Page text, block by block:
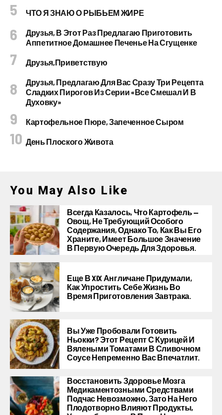
ЧТО Я ЗНАЮ О РЫБЬЕМ ЖИРЕ
Друзья, В Этот Раз Предлагаю Приготовить
Аппетитное Домашнее Печенье На Сгущенке
Друзья,приветствую
Друзья, Предлагаю Для Вас Сразу Три Рецепта
Сладких Пирогов Из Серии «все Смешал И В
Духовку»
Картофельное Пюре, Запеченное Сыром
День Плоского Живота
You May Also Like
Всегда Казалось, Что Картофель —
Овощ, Не Требующий Особого
Содержания, Однако То, Как Вы Его
Храните, Имеет Большое Значение
В Первую Очередь Для Здоровья.
Еще В XIX Англичане Придумали,
Как Упростить Себе Жизнь Во
Время Приготовления Завтрака.
Вы Уже Пробовали Готовить
Ньокки? Этот Рецепт С Курицей И
Вялеными Томатами В Сливочном
Соусе Непременно Вас Впечатлит.
Восстановить Здоровье Мозга
Медикаментозными Средствами
Подчас Невозможно, Зато На Него
Плодотворно Влияют Продукты,